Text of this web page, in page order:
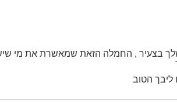
בצעיר , החמלה הזאת שמאשרת את מי שיש
ליבך הטוב